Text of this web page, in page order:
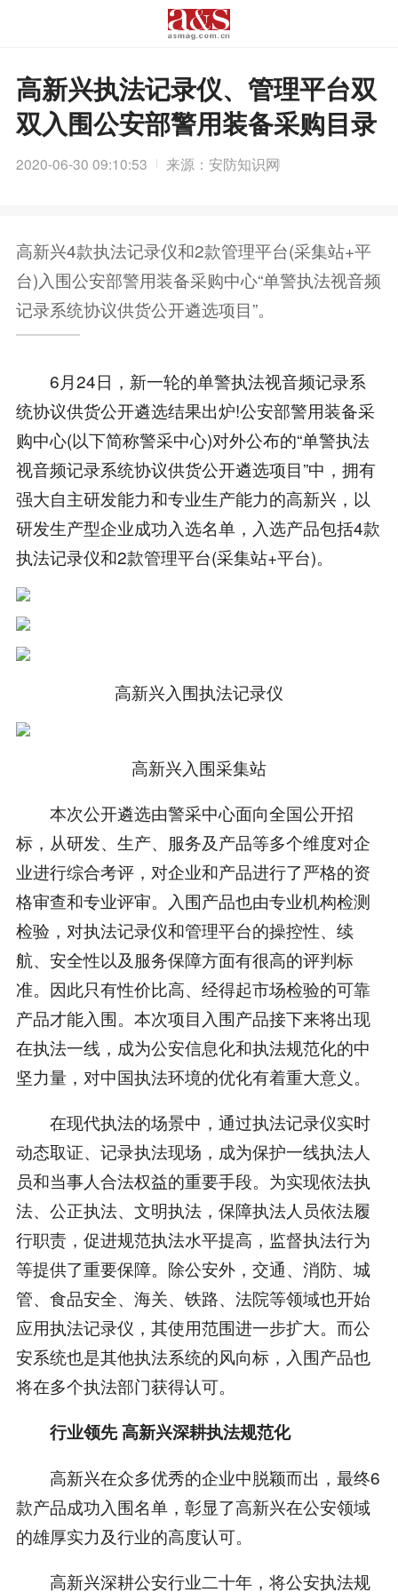
高新兴执法记录仪、管理平台双
双入围公安部警用装备采购目录
2020-06-30 09:10:53 来源：安防知识网
高新兴4款执法记录仪和2款管理平台(采集站+平
台)入围公安部警用装备采购中心“单警执法视音频
记录系统协议供货公开遴选项目”。
6月24日，新一轮的单警执法视音频记录系
统协议供货公开遴选结果出炉!公安部警用装备采
购中心(以下简称警采中心)对外公布的“单警执法
视音频记录系统协议供货公开遴选项目”中，拥有
强大自主研发能力和专业生产能力的高新兴，以
研发生产型企业成功入选名单，入选产品包括4款
执法记录仪和2款管理平台(采集站+平台)。
高新兴入围执法记录仪
高新兴入围采集站
本次公开遴选由警采中心面向全国公开招
标，从研发、生产、服务及产品等多个维度对企
业进行综合考评，对企业和产品进行了严格的资
格审查和专业评审。入围产品也由专业机构检测
检验，对执法记录仪和管理平台的操控性、续
航、安全性以及服务保障方面有很高的评判标
准。因此只有性价比高、经得起市场检验的可靠
产品才能入围。本次项目入围产品接下来将出现
在执法一线，成为公安信息化和执法规范化的中
坚力量，对中国执法环境的优化有着重大意义。
在现代执法的场景中，通过执法记录仪实时
动态取证、记录执法现场，成为保护一线执法人
员和当事人合法权益的重要手段。为实现依法执
法、公正执法、文明执法，保障执法人员依法履
行职责，促进规范执法水平提高，监督执法行为
等提供了重要保障。除公安外，交通、消防、城
管、食品安全、海关、铁路、法院等领域也开始
应用执法记录仪，其使用范围进一步扩大。而公
安系统也是其他执法系统的风向标，入围产品也
将在多个执法部门获得认可。
行业领先 高新兴深耕执法规范化
高新兴在众多优秀的企业中脱颖而出，最终6
款产品成功入围名单，彰显了高新兴在公安领域
的雄厚实力及行业的高度认可。
高新兴深耕公安行业二十年，将公安执法规